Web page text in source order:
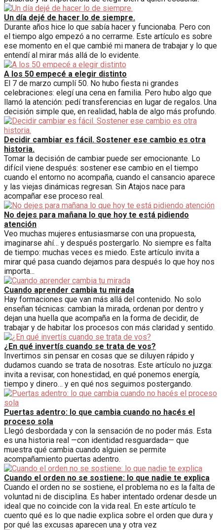
Un día dejé de hacer lo de siempre.
Durante años hice lo que sabía hacer y funcionaba. Pero con
el tiempo algo empezó a no cerrarme. Este artículo es sobre
ese momento en el que cambié mi manera de trabajar y lo que
entendí al mirar más allá de lo evidente.
A los 50 empecé a elegir distinto
El 7 de marzo cumplí 50. No hubo fiesta ni grandes
celebraciones: elegí una cena en familia. Pero hubo algo que
llamó la atención: pedí transferencias en lugar de regalos. Una
decisión simple que, en realidad, habla de algo más profundo.
Decidir cambiar es fácil. Sostener ese cambio es otra
historia.
Tomar la decisión de cambiar puede ser emocionante. Lo
difícil viene después: sostener ese cambio en el tiempo
cuando el entorno no acompaña, cuando el cansancio aparece
y las viejas dinámicas regresan. Sin Atajos nace para
acompañar ese proceso real.
No dejes para mañana lo que hoy te está pidiendo
atención
Veo muchas mujeres entusiasmarse con una propuesta,
imaginarse ahí… y después postergarlo. No siempre es falta
de tiempo: muchas veces es miedo. Este artículo invita a
mirar qué pasa cuando dejamos para después lo que hoy nos
importa...
Cuando aprender cambia tu mirada
Hay formaciones que van más allá del contenido. No solo
enseñan técnicas: cambian la mirada, ordenan por dentro y
dejan una huella que acompaña en la forma de decidir, de
trabajar y de habitar los procesos con más claridad y sentido.
¿En qué invertís cuando se trata de vos?
Invertimos sin pensar en cosas que se diluyen rápido y
dudamos cuando se trata de nosotras. Este artículo no juzga:
invita a revisar, con honestidad, en qué ponemos energía,
tiempo y dinero… y en qué nos seguimos postergando.
Puertas adentro: lo que cambia cuando no hacés el
proceso sola
Llegó desbordada y con la sensación de no poder más. Esta
es una historia real —con identidad resguardada— que
muestra qué cambia cuando alguien se permite
acompañamiento puertas adentro.
Cuando el orden no se sostiene: lo que nadie te explica
Cuando el orden no se sostiene, el problema no es la falta de
voluntad ni de disciplina. Es haber intentado ordenar desde un
ideal que no coincide con la vida real. En este artículo te
cuento qué es lo que nadie explica sobre el orden que dura y
por qué las excusas aparecen una y otra vez